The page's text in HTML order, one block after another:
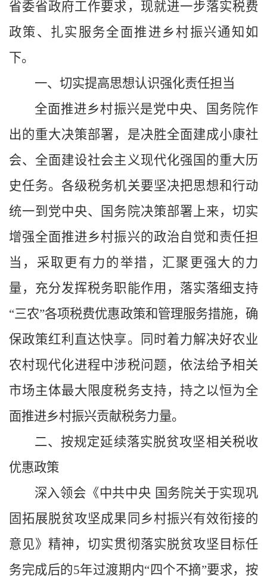
省委省政府工作要求，现就进一步落实税费
政策、扎实服务全面推进乡村振兴通知如
下。
一、切实提高思想认识强化责任担当
全面推进乡村振兴是党中央、国务院作
出的重大决策部署，是决胜全面建成小康社
会、全面建设社会主义现代化强国的重大历
史任务。各级税务机关要坚决把思想和行动
统一到党中央、国务院决策部署上来，切实
增强全面推进乡村振兴的政治自觉和责任担
当，采取更有力的举措，汇聚更强大的力
量，充分发挥税务职能作用，落实落细支持
“三农”各项税费优惠政策和管理服务措施，确
保政策红利直达快享。同时着力解决好农业
农村现代化进程中涉税问题，依法给予相关
市场主体最大限度税务支持，持之以恒为全
面推进乡村振兴贡献税务力量。
二、按规定延续落实脱贫攻坚相关税收
优惠政策
深入领会《中共中央 国务院关于实现巩
固拓展脱贫攻坚成果同乡村振兴有效衔接的
意见》精神，切实贯彻落实脱贫攻坚目标任
务完成后的5年过渡期内“四个不摘”要求，按